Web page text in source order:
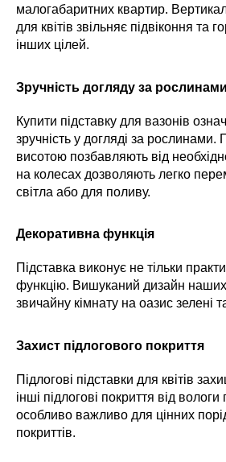
малогабаритних квартир.
для квітів звільняє підвіконня та
інших цілей.
Зручність догляду за рослинами
Купити підставку для вазонів
зручність у догляді за
висотою позбавляють від
на колесах дозволяють легко
світла або для поливу.
Декоративна функція
Підставка виконує не тільки
функцію. Вишуканий дизайн
звичайну кімнату на оазис зелені
Захист підлогового покриття
Підлогові підставки для квітів
інші підлогові покриття від
особливо важливо для цінних
покриттів.